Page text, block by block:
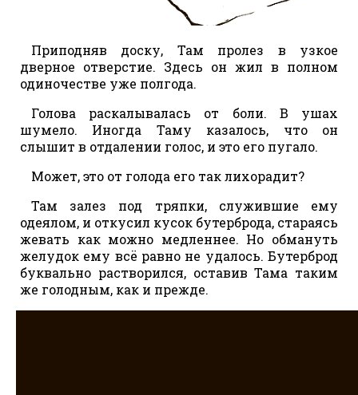
Приподняв доску, Там пролез в узкое
дверное отверстие. Здесь он жил в полном
одиночестве уже полгода.
Голова раскалывалась от боли. В ушах
шумело. Иногда Таму казалось, что он
слышит в отдалении голос, и это его пугало.
Может, это от голода его так лихорадит?
Там залез под тряпки, служившие ему
одеялом, и откусил кусок бутерброда, стараясь
жевать как можно медленнее. Но обмануть
желудок ему всё равно не удалось. Бутерброд
буквально растворился, оставив Тама таким
же голодным, как и прежде.